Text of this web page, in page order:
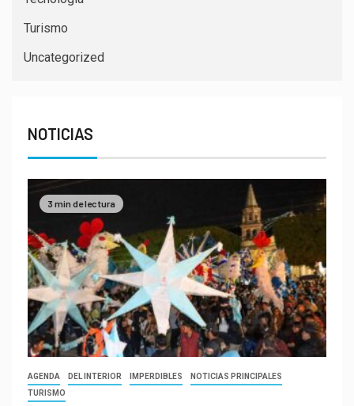
Turismo
Uncategorized
NOTICIAS
3 min de lectura
AGENDA DEL INTERIOR IMPERDIBLES
NOTICIAS PRINCIPALES
TURISMO